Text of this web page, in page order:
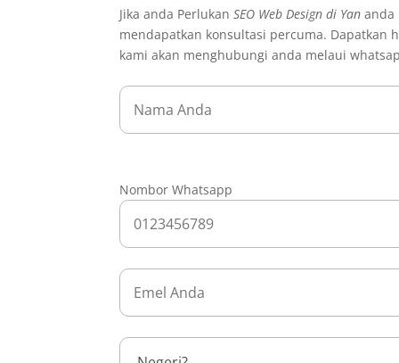
Jika anda PerlukanSEO Web Design di Yan anda
mendapatkan konsultasi percuma. Dapatkan
kami akan menghubungi anda melaui
Nombor Whatsapp